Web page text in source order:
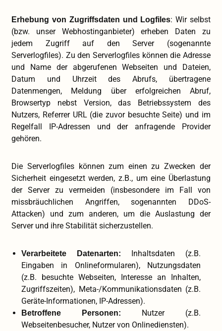
Erhebung von Zugriffsdaten und Logfiles: Wir selbst
(bzw. unser Webhostinganbieter) erheben Daten zu
jedem Zugriff auf den Server (sogenannte
Serverlogfiles). Zu den Serverlogfiles können die Adresse
und Name der abgerufenen Webseiten und Dateien,
Datum und Uhrzeit des Abrufs, übertragene
Datenmengen, Meldung über erfolgreichen Abruf,
Browsertyp nebst Version, das Betriebssystem des
Nutzers, Referrer URL (die zuvor besuchte Seite) und im
Regelfall IP-Adressen und der anfragende Provider
gehören.
Die Serverlogfiles können zum einen zu Zwecken der
Sicherheit eingesetzt werden, z.B., um eine Überlastung
der Server zu vermeiden (insbesondere im Fall von
missbräuchlichen Angriffen, sogenannten DDoS-
Attacken) und zum anderen, um die Auslastung der
Server und ihre Stabilität sicherzustellen.
Verarbeitete Datenarten:
Inhaltsdaten (z.B.
Eingaben in Onlineformularen), Nutzungsdaten
(z.B. besuchte Webseiten, Interesse an Inhalten,
Zugriffszeiten), Meta-/Kommunikationsdaten (z.B.
Geräte-Informationen, IP-Adressen).
Betroffene Personen:
Nutzer (z.B.
Webseitenbesucher, Nutzer von Onlinediensten).